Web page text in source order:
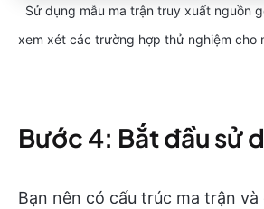
Sử dụng mẫu ma trận truy xuất nguồn
xem xét các trường hợp thử nghiệm cho
Bước 4: Bắt đầu sử
Bạn nên có cấu trúc ma trận và